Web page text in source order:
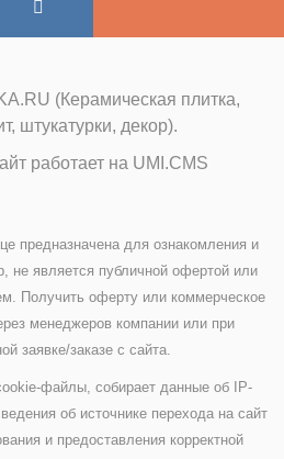
(Керамическая плитка,
штукатурки, декор).
работает на UMI.CMS
предназначена для ознакомления и
не является публичной офертой или
Получить оферту или коммерческое
менеджеров компании или при
заявке/заказе с сайта.
файлы, собирает данные об IP-
об источнике перехода на сайт
и предоставления корректной